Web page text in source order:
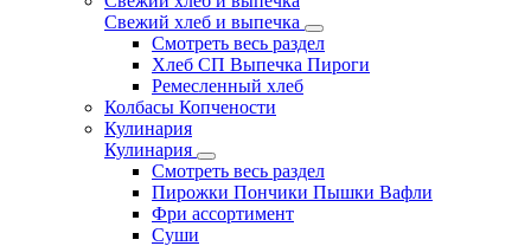
Свежий хлеб и выпечка
Смотреть весь раздел
Хлеб СП Выпечка Пироги
Ремесленный хлеб
Колбасы Копчености
Кулинария
Кулинария
Смотреть весь раздел
Пирожки Пончики Пышки Вафли
Фри ассортимент
Суши